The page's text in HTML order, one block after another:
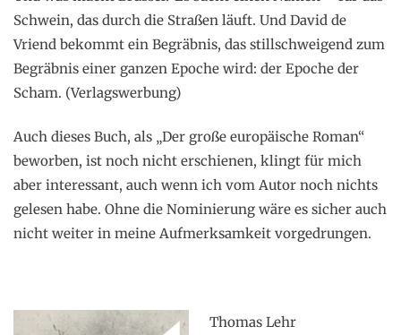
Schwein, das durch die Straßen läuft. Und David de
Vriend bekommt ein Begräbnis, das stillschweigend zum
Begräbnis einer ganzen Epoche wird: der Epoche der
Scham. (Verlagswerbung)
Auch dieses Buch, als „Der große europäische Roman“
beworben, ist noch nicht erschienen, klingt für mich
aber interessant, auch wenn ich vom Autor noch nichts
gelesen habe. Ohne die Nominierung wäre es sicher auch
nicht weiter in meine Aufmerksamkeit vorgedrungen.
Thomas Lehr